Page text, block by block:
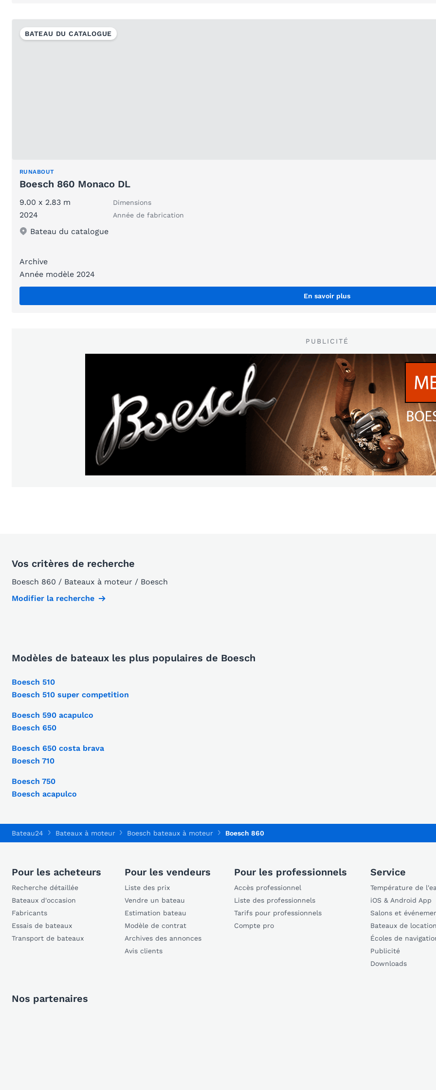
BATEAU DU CATALOGUE
RUNABOUT
Boesch 860 Monaco DL
9.00 x 2.83 m Dimensions
2024 Année de fabrication
Bateau du catalogue
Archive
Année modèle 2024
En savoir plus
PUBLICITÉ
Vos critères de recherche
Boesch 860 / Bateaux à moteur / Boesch
Modifier la recherche
Modèles de bateaux les plus populaires de Boesch
Boesch 510
Boesch 510 super competition
Boesch 590 acapulco
Boesch 650
Boesch 650 costa brava
Boesch 710
Boesch 750
Boesch acapulco
Bateau24 Bateaux à moteur Boesch bateaux à moteur Boesch 860
Pour les acheteurs
Recherche détaillée
Bateaux d'occasion
Fabricants
Essais de bateaux
Transport de bateaux
Pour les vendeurs
Liste des prix
Vendre un bateau
Estimation bateau
Modèle de contrat
Archives des annonces
Avis clients
Pour les professionnels
Accès professionnel
Liste des professionnels
Tarifs pour professionnels
Compte pro
Service
Température de
iOS & Android App
Salons et
Bateaux de location
Écoles de
Publicité
Downloads
Nos partenaires